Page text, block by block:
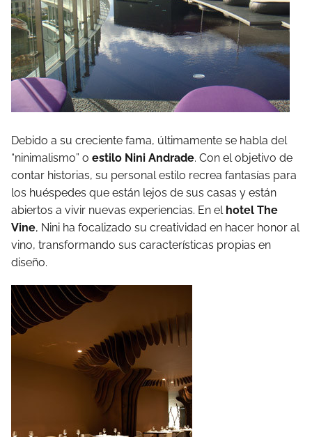
Debido a su creciente fama, últimamente se habla del
“ninimalismo” o estilo Nini Andrade. Con el objetivo de
contar historias, su personal estilo recrea fantasías para
los huéspedes que están lejos de sus casas y están
abiertos a vivir nuevas experiencias. En el hotel The
Vine, Nini ha focalizado su creatividad en hacer honor al
vino, transformando sus características propias en
diseño.